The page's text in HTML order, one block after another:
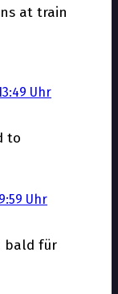
at train
Uhr
to
Uhr
bald für